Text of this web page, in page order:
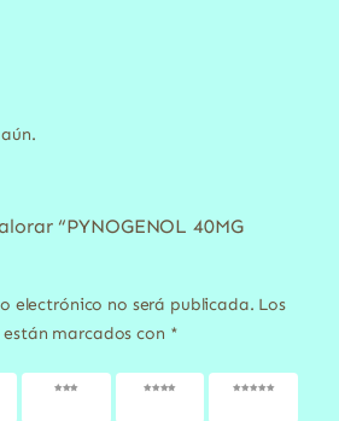
“PYNOGENOL 40MG
electrónico no será publicada. Los
marcados con *
3 de 5
4 de 5
5 de 5